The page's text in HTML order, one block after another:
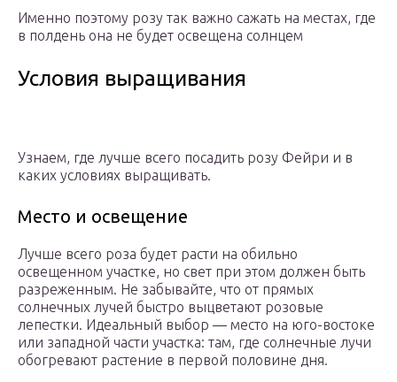
Именно поэтому розу так важно сажать на местах, где
в полдень она не будет освещена солнцем
Условия выращивания
Узнаем, где лучше всего посадить розу Фейри и в
каких условиях выращивать.
Место и освещение
Лучше всего роза будет расти на обильно
освещенном участке, но свет при этом должен быть
разреженным. Не забывайте, что от прямых
солнечных лучей быстро выцветают розовые
лепестки. Идеальный выбор — место на юго-востоке
или западной части участка: там, где солнечные лучи
обогревают растение в первой половине дня.